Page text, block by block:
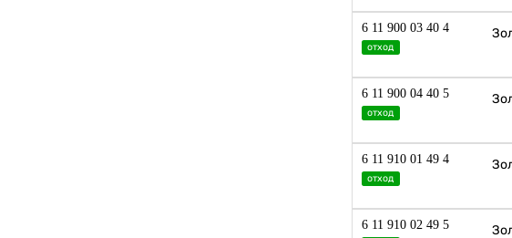
6 11 900 03 40 4
отход
6 11 900 04 40 5
отход
6 11 910 01 49 4
отход
6 11 910 02 49 5